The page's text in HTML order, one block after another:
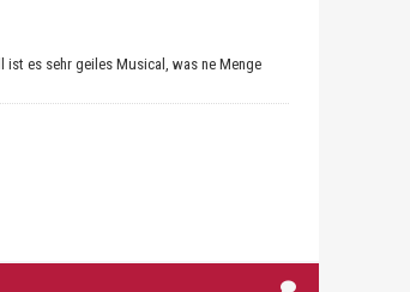
ist es sehr geiles Musical, was ne Menge